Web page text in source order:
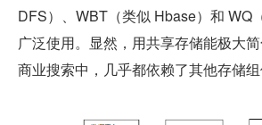
DFS）、WBT（类似 Hbase）和 WQ
广泛使用。显然，用共享存储能极大
商业搜索中，几乎都依赖了其他存储组